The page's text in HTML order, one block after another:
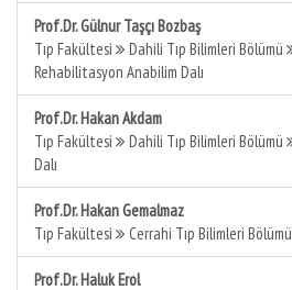
Prof.Dr. Gülnur Taşçı Bozbaş
Tıp Fakültesi
Dahili Tıp Bilimleri Bölümü
Rehabilitasyon Anabilim Dalı
Prof.Dr. Hakan Akdam
Tıp Fakültesi
Dahili Tıp Bilimleri Bölümü
Dalı
Prof.Dr. Hakan Gemalmaz
Tıp Fakültesi
Cerrahi Tıp Bilimleri Bölümü
Prof.Dr. Haluk Erol